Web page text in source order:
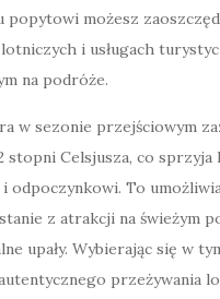
popytowi możesz
i usługach
na podróże.
w sezonie przejściowym
stopni Celsjusza, co
odpoczynkowi. To
z atrakcji na świeżym
upały. Wybierając się w
przeżywania